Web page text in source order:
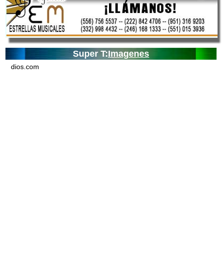
Super T:Imagenes